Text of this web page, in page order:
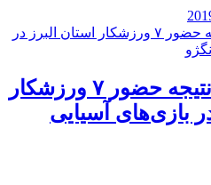
۲ مدال برنز نتیجه حضور ۷ ورزشکار
بازی‌های آسیایی